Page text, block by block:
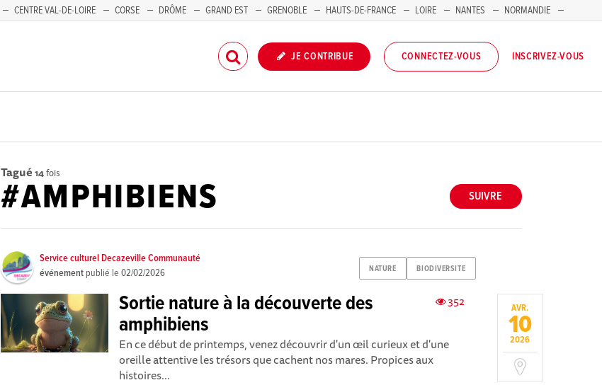
CENTRE VAL-DE-LOIRE CORSE DRÔME GRAND EST GRENOBLE HAUTS-DE-FRANCE LOIRE NANTES
NORMANDIE
JE CONTRIBUE CONNECTEZ-VOUS INSCRIVEZ-VOUS
Tagué 14fois
SUIVRE
#AMPHIBIENS
NATURE BIODIVERSITE
Service culturel Decazeville Communauté
événement publié le02/02/2026
AVR.
10
2026
352
Sortie nature à la découverte des
amphibiens
En ce début de printemps, venez découvrir d'un œil curieux et d'une
oreille attentive les trésors que cachent nos mares. Propices aux
histoires...